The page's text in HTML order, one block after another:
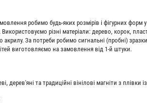
робимо будь-яких розмірів і фігурних форм
різні матеріали: дерево, корок,
За потреби робимо сигнальні (пробні)
виготовляємо на замовлення від 1-й штуки.
дерев'яні та традиційні вінілові магніти з плівки